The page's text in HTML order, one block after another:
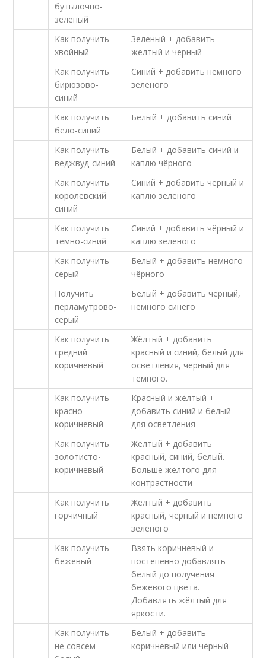
бутылочно-
зеленый
Как получить
хвойный
Зеленый + добавить
желтый и черный
Как получить
бирюзово-
синий
Синий + добавить немного
зелёного
Как получить
бело-синий
Белый + добавить синий
Как получить
веджвуд-синий
Белый + добавить синий и
каплю чёрного
Как получить
королевский
синий
Синий + добавить чёрный и
каплю зелёного
Как получить
тёмно-синий
Синий + добавить чёрный и
каплю зелёного
Как получить
серый
Белый + добавить немного
чёрного
Получить
перламутрово-
серый
Белый + добавить чёрный,
немного синего
Как получить
средний
коричневый
Жёлтый + добавить
красный и синий, белый для
осветления, чёрный для
тёмного.
Как получить
красно-
коричневый
Красный и жёлтый +
добавить синий и белый
для осветления
Как получить
золотисто-
коричневый
Жёлтый + добавить
красный, синий, белый.
Больше жёлтого для
контрастности
Как получить
горчичный
Жёлтый + добавить
красный, чёрный и немного
зелёного
Как получить
бежевый
Взять коричневый и
постепенно добавлять
белый до получения
бежевого цвета.
Добавлять жёлтый для
яркости.
Как получить
не совсем
Белый + добавить
коричневый или чёрный